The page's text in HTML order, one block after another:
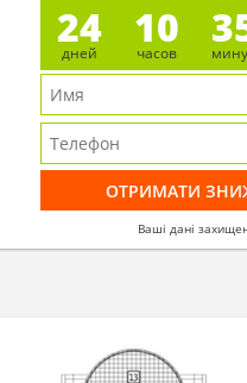
24
дней
10
часов
Ваші дані